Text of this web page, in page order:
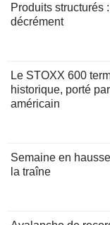
Produits structurés
décrément
Le STOXX 600
historique, porté
américain
Semaine en
la traîne